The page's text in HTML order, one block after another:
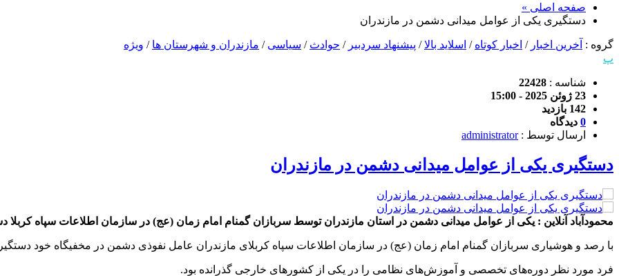
صفحه اصلی »
دستگیری یکی از عوامل میدانی دشمن در مازندران
گروه : آخرین اخبار / اخبار کوتاه / اسلاید بالا/ پیشنهاد سردبیر / حوادث / سیاسی / مازندران و شهرستان ها / ویژه
پ
شناسه : 22428
23 ژوئن 2025 - 15:00
142 بازدید
0 دیدگاه
ارسال توسط :administrator
دستگیری یکی از عوامل میدانی دشمن در مازندران
محمودآباد آنلاین : یکی از عوامل میدانی دشمن در استان مازندران توسط سربازان گمنام امام زمان (عج) در سازمان اطلاعات سپاه کربلا
با رصد و هوشیاری سربازان گمنام امام زمان (عج) در سازمان اطلاعات سپاه کربلای مازندران عامل نفوذی دشمن در مخفیگاه خود
فرد مورد نظر دوره‌های تخصصی و آموزش‌های نظامی را در یکی از کشور‌های خارجی گذرانده بود.